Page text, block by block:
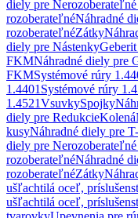
diely pre
rozoberateľnéNáhradné
rozoberateľnéZátky
diely pre Nástenky
FKMNáhradné diely pre
FKMSystémové rúry
1.4401 Systémové rúry
1.4521VsuvkySpojky
diely pre RedukcieKolená
kusyNáhradné diely pre
diely pre
rozoberateľnéNáhradné
rozoberateľnéZátky
ušľachtilá oceľ,
ušľachtilá oceľ,